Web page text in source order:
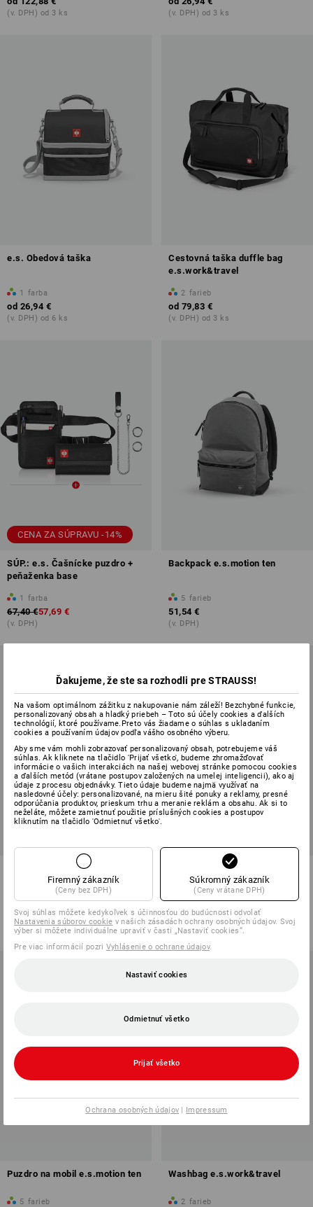
(v. DPH) od 3 ks (v. DPH) od 3 ks
e.s. Obedová taška
1 farba
od 26,94 €
(v. DPH) od 6 ks
Cestovná taška duffle bag
e.s.work&travel
2 farieb
od 79,83 €
(v. DPH) od 3 ks
CENA ZA SÚPRAVU -14%
SÚP.: e.s. Čašnícke puzdro +
peňaženka base
1 farba
67,40 €57,69 €
(v. DPH)
Backpack e.s.motion ten
5 farieb
51,54 €
(v. DPH)
e.s. čašnícke puzdro base
1 farba
od 28,17 €
(v. DPH) od 3 ks
SÚPRAVA: e.s. phone leash +
1 farba
41,57 €
(v. DPH)
Puzdro na mobil e.s.motion ten
5 farieb
Washbag e.s.work&travel
2 farieb
Ďakujeme, že ste sa rozhodli pre STRAUSS!
Na vašom optimálnom zážitku z nakupovanie nám záleží! Bezchybné funkcie,
personalizovaný obsah a hladký priebeh – Toto sú účely cookies a ďalších
technológií, ktoré používame.Preto vás žiadame o súhlas s ukladaním
cookies a používaním údajov podľa vášho osobného výberu.
Aby sme vám mohli zobrazovať personalizovaný obsah, potrebujeme váš
súhlas. Ak kliknete na tlačidlo 'Prijať všetko', budeme zhromažďovať
informácie o vašich interakciách na našej webovej stránke pomocou cookies
a ďalších metód (vrátane postupov založených na umelej inteligencii), ako aj
údaje z procesu objednávky. Tieto údaje budeme najmä využívať na
nasledovné účely: personalizované, na mieru šité ponuky a reklamy, presné
odporúčania produktov, prieskum trhu a meranie reklám a obsahu. Ak si to
neželáte, môžete zamietnuť použitie príslušných cookies a postupov
kliknutím na tlačidlo 'Odmietnuť všetko'.
Firemný zákazník
(Ceny bez DPH)
Súkromný zákazník
(Ceny vrátane DPH)
Svoj súhlas môžete kedykoľvek s účinnosťou do budúcnosti odvolať
Nastavenia súborov cookie v našich zásadách ochrany osobných údajov. Svoj
výber si môžete individuálne upraviť v časti „Nastaviť cookies“.
Pre viac informácií pozri Vyhlásenie o ochrane údajov.
Nastaviť cookies
Odmietnuť všetko
Prijať všetko
Ochrana osobných údajov | Impressum